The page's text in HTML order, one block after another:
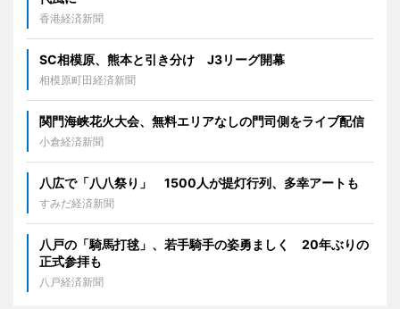
香港経済新聞
SC相模原、熊本と引き分け J3リーグ開幕
相模原町田経済新聞
関門海峡花火大会、無料エリアなしの門司側をライブ配信
小倉経済新聞
八広で「八八祭り」 1500人が提灯行列、多幸アートも
すみだ経済新聞
八戸の「騎馬打毬」、若手騎手の姿勇ましく 20年ぶりの
正式参拝も
八戸経済新聞